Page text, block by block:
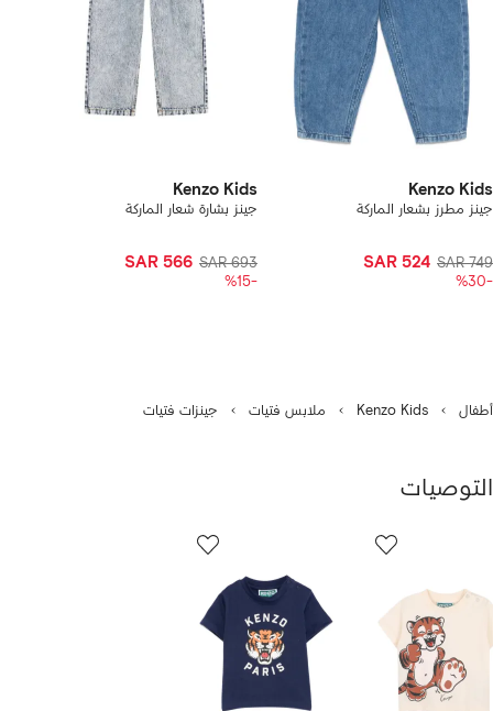
Kenzo Kids
جينز مطرز بشعار الماركة
SAR 749
SAR 524
-%30
Kenzo Kids
جينز بشارة شعار الماركة
SAR 693
SAR 566
-%15
أطفال Kenzo Kids ملابس فتيات جينزات فتيات
التوصيات